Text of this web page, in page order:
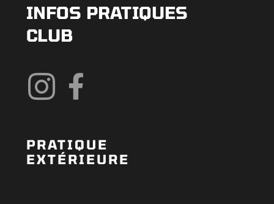
INFOS PRATIQUES
CLUB
PRATIQUE
EXTÉRIEURE